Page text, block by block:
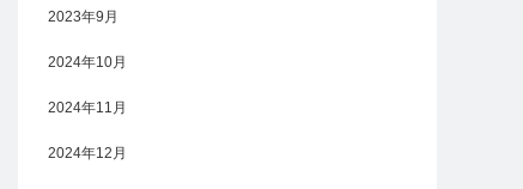
2023年9月
2024年10月
2024年11月
2024年12月